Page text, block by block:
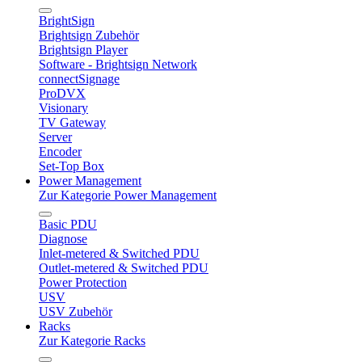
BrightSign
Brightsign Zubehör
Brightsign Player
Software - Brightsign Network
connectSignage
ProDVX
Visionary
TV Gateway
Server
Encoder
Set-Top Box
Power Management
Zur Kategorie Power Management
Basic PDU
Diagnose
Inlet-metered & Switched PDU
Outlet-metered & Switched PDU
Power Protection
USV
USV Zubehör
Racks
Zur Kategorie Racks